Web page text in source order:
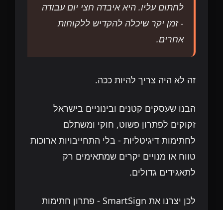
לחתום עליו. היא איבדה חצי יום עבודה
- זמן יקר שיכלה להקדיש ללקוחות
אחרים.
זה לא היה צריך להיות ככה.
הבנו שעסקים קטנים ובינוניים בישראל
זקוקים לפתרון פשוט, חוקי ומשתלם
לחתימות דיגיטליות - בלי התחייבויות ארוכות
טווח או מנויים יקרים שמתאימים רק
לתאגידים גדולים.
לכן יצרנו את SmartSign - פתרון חתימות